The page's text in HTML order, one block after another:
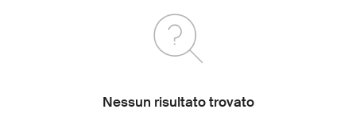
Nessun risultato trovato